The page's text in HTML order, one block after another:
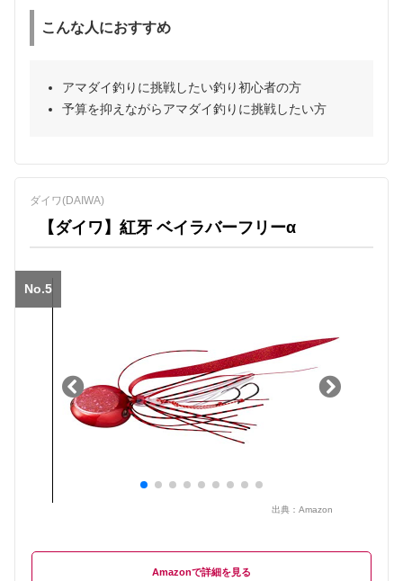
こんな人におすすめ
アマダイ釣りに挑戦したい釣り初心者の方
予算を抑えながらアマダイ釣りに挑戦したい方
ダイワ(DAIWA)
【ダイワ】紅牙 ベイラバーフリーα
No.5
出典： Amazon
Amazon